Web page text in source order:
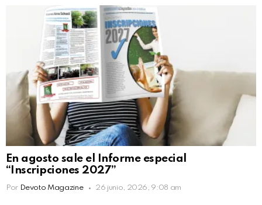
En agosto sale el Informe especial
“Inscripciones 2027”
Por Devoto Magazine 26 junio, 2026, 9:08 am